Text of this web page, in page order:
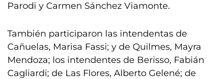
Parodi y Carmen Sánchez Viamonte.
También participaron las intendentas de
Cañuelas, Marisa Fassi; y de Quilmes, Mayra
Mendoza; los intendentes de Berisso, Fabián
Cagliardi; de Las Flores, Alberto Gelené; de